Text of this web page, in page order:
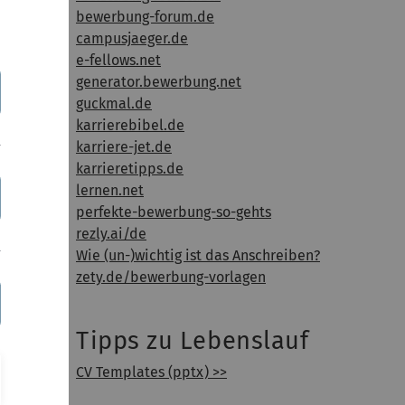
Sie
Ihr
bewerbung-forum.de
campusjaeger.de
e-fellows.net
generator.bewerbung.net
guckmal.de
karrierebibel.de
karriere-jet.de
karrieretipps.de
lernen.net
perfekte-bewerbung-so-gehts
rezly.ai/de
Wie (un-)wichtig ist das Anschreiben?
zety.de/bewerbung-vorlagen
Tipps zu Lebenslauf
CV Templates (pptx) >>